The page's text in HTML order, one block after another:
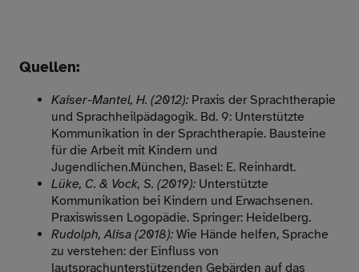
Quellen:
Kaiser-Mantel, H. (2012): Praxis der Sprachtherapie
und Sprachheilpädagogik. Bd. 9: Unterstützte
Kommunikation in der Sprachtherapie. Bausteine
für die Arbeit mit Kindern und
Jugendlichen.München, Basel: E. Reinhardt.
Lüke, C. & Vock, S. (2019): Unterstützte
Kommunikation bei Kindern und Erwachsenen.
Praxiswissen Logopädie. Springer: Heidelberg.
Rudolph, Alisa (2018): Wie Hände helfen, Sprache
zu verstehen: der Einfluss von
lautsprachunterstützenden Gebärden auf das